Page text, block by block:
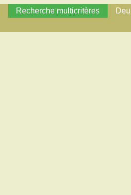
Recherche multicritères